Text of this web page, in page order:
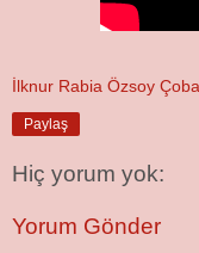
İlknur Rabia Özsoy
Paylaş
Hiç yorum yok:
Yorum Gönder